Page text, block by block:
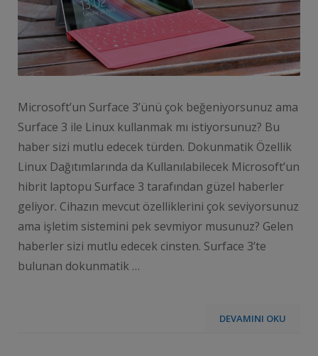
Microsoft’un Surface 3’ünü çok beğeniyorsunuz ama
Surface 3 ile Linux kullanmak mı istiyorsunuz? Bu
haber sizi mutlu edecek türden. Dokunmatik Özellik
Linux Dağıtımlarında da Kullanılabilecek Microsoft’un
hibrit laptopu Surface 3 tarafından güzel haberler
geliyor. Cihazın mevcut özelliklerini çok seviyorsunuz
ama işletim sistemini pek sevmiyor musunuz? Gelen
haberler sizi mutlu edecek cinsten. Surface 3’te
bulunan dokunmatik …
DEVAMINI OKU